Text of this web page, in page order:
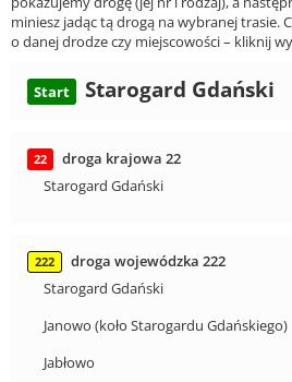
miniesz jadąc tą drogą na wybranej trasie.
o danej drodze czy miejscowości – kliknij
Start Starogard Gdański
22
droga krajowa 22
Starogard Gdański
222
droga wojewódzka 222
Starogard Gdański
Janowo (koło Starogardu Gdańskiego)
Jabłowo